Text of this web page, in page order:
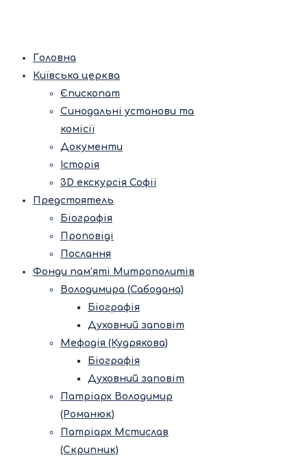
Головна
Київська церква
Єпископат
Синодальні установи та
комісії
Документи
Історія
3D екскурсія Софії
Предстоятель
Біографія
Проповіді
Послання
Фонди пам’яті Митрополитів
Володимира (Сабодана)
Біографія
Духовний заповіт
Мефодія (Кудрякова)
Біографія
Духовний заповіт
Патріарх Володимир
(Романюк)
Патріарх Мстислав
(Скрипник)